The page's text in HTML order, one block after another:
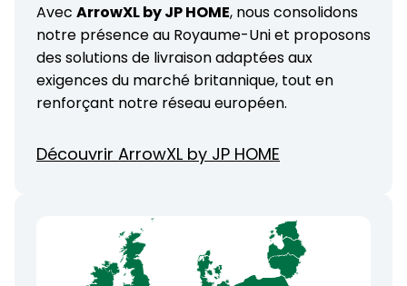
Avec ArrowXL by JP HOME, nous consolidons
notre présence au Royaume-Uni et proposons
des solutions de livraison adaptées aux
exigences du marché britannique, tout en
renforçant notre réseau européen.
Découvrir ArrowXL by JP HOME